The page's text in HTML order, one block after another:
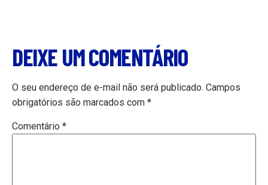
DEIXE UM COMENTÁRIO
O seu endereço de e-mail não será publicado. Campos
obrigatórios são marcados com *
Comentário *